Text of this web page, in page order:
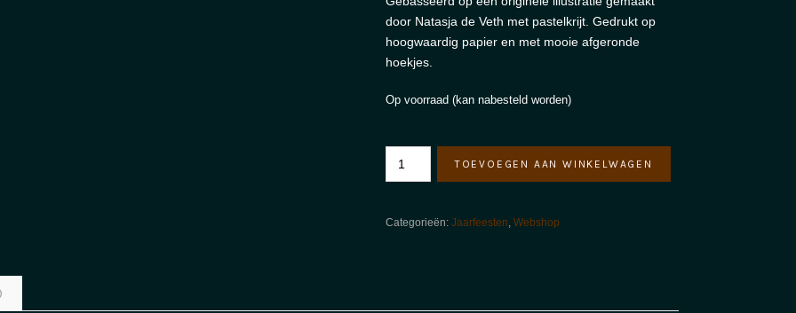
door Natasja de Veth met pastelkrijt. Gedrukt op
hoogwaardig papier en met mooie afgeronde
hoekjes.
Op voorraad (kan nabesteld worden)
aantal
TOEVOEGEN AAN WINKELWAGEN
Categorieën: Jaarfeesten Webshop